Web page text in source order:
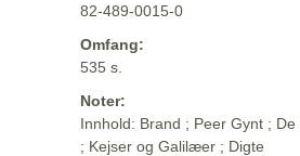
82-489-0015-0
Omfang:
535 s.
Noter:
Innhold: Brand ; Peer Gynt ;
; Kejser og Galilæer ; Digte